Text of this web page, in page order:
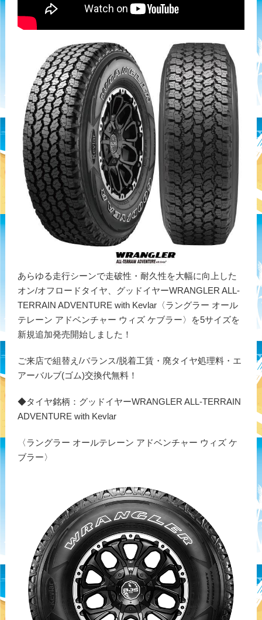
あらゆる走行シーンで走破性・耐久性を大幅に向上した
オン/オフロードタイヤ、グッドイヤーWRANGLER ALL-
TERRAIN ADVENTURE with Kevlar〈ラングラー オール
テレーン アドベンチャー ウィズ ケブラー〉を5サイズを
新規追加発売開始しました！
ご来店で組替え/バランス/脱着工賃・廃タイヤ処理料・エ
アーバルブ(ゴム)交換代無料！
◆タイヤ銘柄：グッドイヤーWRANGLER ALL-TERRAIN
ADVENTURE with Kevlar
〈ラングラー オールテレーン アドベンチャー ウィズ ケ
ブラー〉